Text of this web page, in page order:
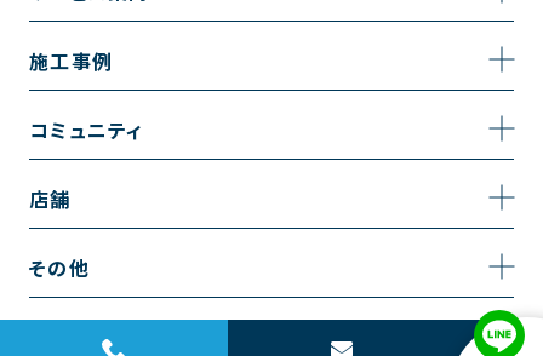
採用情報
キッチンのリフォーム
リノベーション
内装のリフォーム
水回りのリフォーム
サービスの流れ
施工事例
施工事例一覧
お風呂の施工事例
洗面の施工事例
コミュニティ
コミュニティ
お知らせ
店舗
越谷店
その他
お問い合わせ